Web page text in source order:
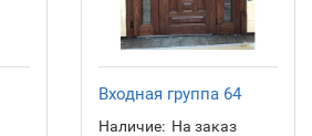
Входная группа 64
Наличие: На заказ